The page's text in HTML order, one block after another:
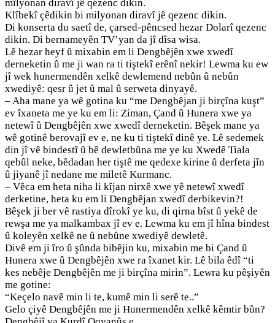
mîlyonan diravî jê qezenc dikin.
Klîbekî çêdikin bi milyonan diravî jê qezenc dikin.
Di konserta du saetî de, çarsed-pêncsed hezar Dolarî qezenc
dikin. Di bernameyên TV’yan da jî dîsa wisa.
Lê hezar heyf û mixabin em li Dengbêjên xwe xwedî
derneketin û me ji wan ra ti tiştekî erênî nekir! Lewma ku ew
jî wek hunermendên xelkê dewlemend nebûn û nebûn
xwediyê: qesr û jet û mal û serweta dinyayê.
– Aha mane ya wê gotina ku “me Dengbêjan ji birçîna kuşt”
ev îxaneta me ye ku em li: Ziman, Çand û Hunera xwe ya
netewî û Dengbêjên xwe xwedî derneketin. Bêşek mane ya
wê gotinê berovajî ev e, ne ku ti tiştekî dinê ye. Lê sedemek
din jî vê bindestî û bê dewletbûna me ye ku Xwedê Tiala
qebûl neke, bêdadan her tiştê me qedexe kirine û derfeta jîn
û jiyanê jî nedane me miletê Kurmanc.
– Vêca em heta niha li kîjan nirxê xwe yê netewî xwedî
derketine, heta ku em li Dengbêjan xwedî derbikevin?!
Bêşek ji ber vê rastiya dîrokî ye ku, di qirna bîst û yekê de
rewşa me ya malkambax jî ev e. Lewma ku em jî hîna bindest
û koleyên xelkê ne û nebûne xwediyê dewletê.
Divê em ji îro û şûnda bibêjin ku, mixabin me bi Çand û
Hunera xwe û Dengbêjên xwe ra îxanet kir. Lê bila êdî “ti
kes nebêje Dengbêjên me ji birçîna mirin”. Lewra ku pêşiyên
me gotine:
“Keçelo navê min li te, kumê min li serê te..”
Gelo çiyê Dengbêjên me ji Hunermendên xelkê kêmtir bûn?